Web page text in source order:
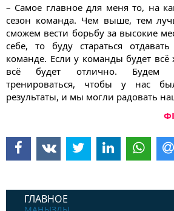
ГЛАВНОЕ
– Самое главное для меня то, на
сезон команда. Чем выше, тем
сможем вести борьбу за высокие
себе, то буду стараться
команде. Если у команды будет
всё будет отлично. Будем
тренироваться, чтобы у нас
результаты, и мы могли радовать